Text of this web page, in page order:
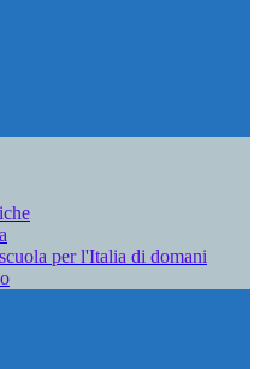
per l'Italia di domani